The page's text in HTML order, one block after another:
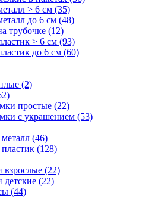
> 6 см (35)
до 6 см (48)
трубочке (12)
> 6 см (93)
до 6 см (60)
(2)
простые (22)
с украшением (53)
(46)
(128)
взрослые (22)
детские (22)
(44)